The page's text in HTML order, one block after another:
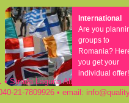
International
Are you
groups to
Romania?
you get your
individual offer!
• Strada Laguna Albastra 50 • RO-
21-7809926 • email: info